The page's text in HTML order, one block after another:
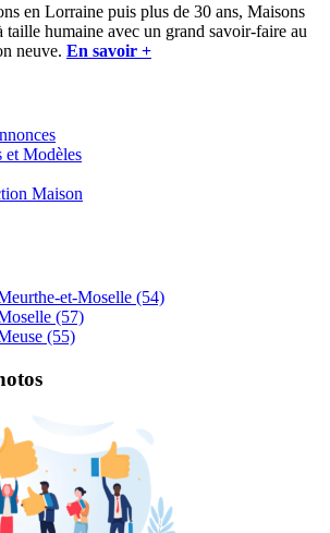
en Lorraine puis plus de 30 ans, Maisons
taille humaine avec un grand savoir-faire au
neuve. En savoir +
et Modèles
Maison
et-Moselle (54)
(57)
(55)